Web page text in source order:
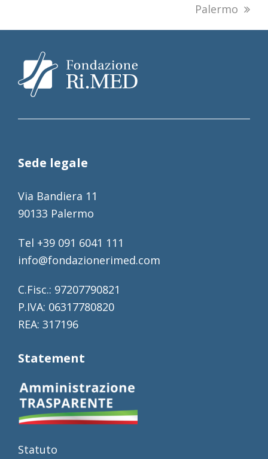
Palermo
Sede legale
Via Bandiera 11
90133 Palermo
Tel +39 091 6041 111
info@fondazionerimed.com
C.Fisc.: 97207790821
P.IVA: 06317780820
REA: 317196
Statement
Statuto